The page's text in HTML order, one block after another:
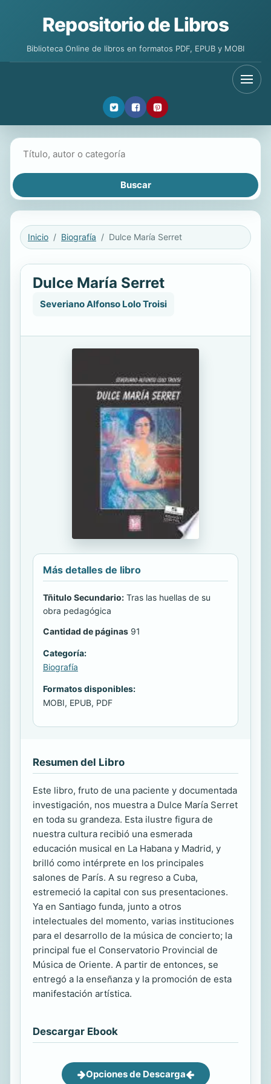
Repositorio de Libros
Biblioteca Online de libros en formatos PDF, EPUB y MOBI
Inicio Biografía Dulce María Serret
Dulce María Serret
Severiano Alfonso Lolo Troisi
Más detalles de libro
Tñitulo Secundario: Tras las huellas de su
obra pedagógica
Cantidad de páginas 91
Categoría:
Biografía
Formatos disponibles:
MOBI, EPUB, PDF
Resumen del Libro
Este libro, fruto de una paciente y documentada
investigación, nos muestra a Dulce María Serret
en toda su grandeza. Esta ilustre figura de
nuestra cultura recibió una esmerada
educación musical en La Habana y Madrid, y
brilló como intérprete en los principales
salones de París. A su regreso a Cuba,
estremeció la capital con sus presentaciones.
Ya en Santiago funda, junto a otros
intelectuales del momento, varias instituciones
para el desarrollo de la música de concierto; la
principal fue el Conservatorio Provincial de
Música de Oriente. A partir de entonces, se
entregó a la enseñanza y la promoción de esta
manifestación artística.
Descargar Ebook
Opciones de Descarga